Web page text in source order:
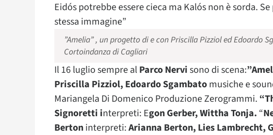
Eidós potrebbe essere cieca ma Kalós non è sorda.
stessa immagine”
”Amelia” , un progetto di e con Priscilla Pizziol ed Edoardo
Cortoindanza di Cagliari
Il 16 luglio sempre alParco Nervisono di scena:
Priscilla Pizziol, Edoardo Sgambatomusiche e
Mariangela Di Domenico Produzione Zerogrammi.
Signoretti interpreti: Egon Gerber, Wittha Tonja. “
Bertoninterpreti:Arianna Berton, Lies Lambrecht,